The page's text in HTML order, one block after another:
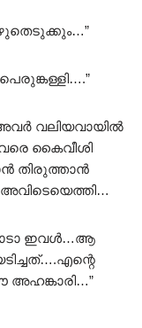
വലിയവായിൽ
കൈവീശി
തിരുത്താൻ
അവിടെയെത്തി…
ഇവൾ…ആ